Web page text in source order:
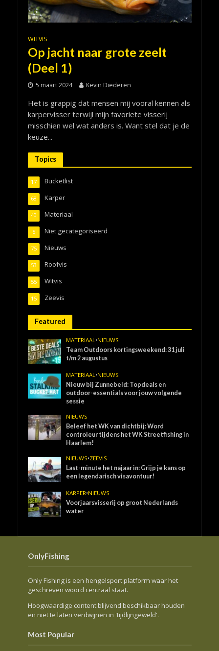
WITVIS
Op jacht naar grote zeelt
(Deel 1)
5 maart 2024 Kevin Diederen
Het is grappig dat mensen mij vooral kennen als
karpervisser terwijl mijn favoriete visserij
misschien wel wat anders is. Want stel dat je de
keuze...
Topics
Bucketlist
17
Karper
68
Materiaal
40
Niet gecategoriseerd
5
Nieuws
75
Roofvis
53
Witvis
55
Zeevis
15
Featured
MATERIAAL •NIEUWS
Team Outdoors kortingsweekend: 31 juli
t/m 2 augustus
MATERIAAL •NIEUWS
Nieuw bij Zunnebeld: Topdeals en
outdoor-essentials voor jouw volgende
sessie
NIEUWS
Beleef het WK van dichtbij: Word
controleur tijdens het WK Streetfishing in
Haarlem!
NIEUWS•ZEEVIS
Last-minute het najaar in: Grijp je kans op
een legendarisch visavontuur!
KARPER•NIEUWS
Voorjaarsvisserij op groot Nederlands
water
OnlyFishing
Only Fishing is een hengelsport platform waar het
geschreven woord centraal staat.
Hoogwaardige content blijvend beschikbaar houden
en niet te laten verdwijnen in 'tijdlijngeweld'.
Most Popular